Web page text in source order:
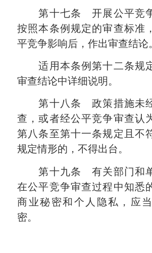
第十七条 开展公平竞争
按照本条例规定的审查标准
平竞争影响后，作出审查结论
适用本条例第十二条规
审查结论中详细说明。
第十八条 政策措施未经
查，或者经公平竞争审查认
第八条至第十一条规定且不
规定情形的，不得出台。
第十九条 有关部门和单
在公平竞争审查过程中知悉
商业秘密和个人隐私，应
密。